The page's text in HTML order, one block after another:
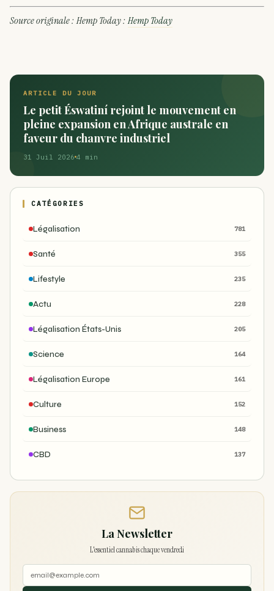
Source originale : Hemp Today :Hemp Today
ARTICLE DU JOUR
Le petit Éswatiní rejoint le mouvement en
pleine expansion en Afrique australe en
faveur du chanvre industriel
31 Juil 2026 4 min
CATÉGORIES
Légalisation 781
Santé 355
Lifestyle 235
Actu 228
Légalisation États-Unis 205
Science 164
Légalisation Europe 161
Culture 152
Business 148
CBD 137
La Newsletter
L'essentiel cannabis chaque vendredi